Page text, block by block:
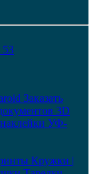
53
Заказать
3D
УФ-
Кружки |